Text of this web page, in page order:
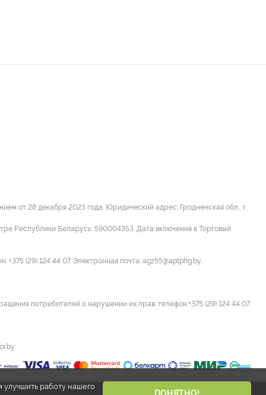
от 28 декабря 2023 года. Юридический адрес: Гродненская обл., г.
Республики Беларусь: 590004353. Дата включения в Торговый
(29) 124 44 07. Электронная почта: agz55@aptphg.by.
потребителей о нарушении их прав: телефон:+375 (29) 124 44 07,
работу нашего